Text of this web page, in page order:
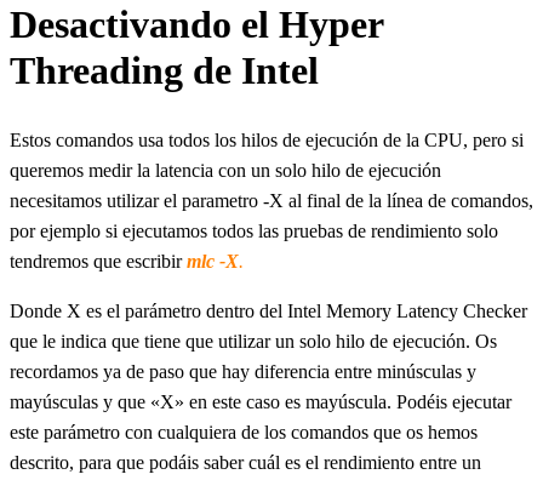
Desactivando el Hyper
Threading de Intel
Estos comandos usa todos los hilos de ejecución de la CPU, pero si
queremos medir la latencia con un solo hilo de ejecución
necesitamos utilizar el parametro -X al final de la línea de comandos,
por ejemplo si ejecutamos todos las pruebas de rendimiento solo
tendremos que escribirmlc -X.
Donde X es el parámetro dentro del Intel Memory Latency Checker
que le indica que tiene que utilizar un solo hilo de ejecución. Os
recordamos ya de paso que hay diferencia entre minúsculas y
mayúsculas y que «X» en este caso es mayúscula. Podéis ejecutar
este parámetro con cualquiera de los comandos que os hemos
descrito, para que podáis saber cuál es el rendimiento entre un